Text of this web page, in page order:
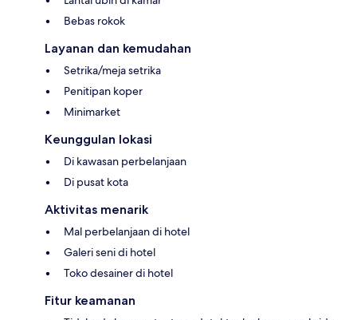
Bebas rokok
Layanan dan kemudahan
Setrika/meja setrika
Penitipan koper
Minimarket
Keunggulan lokasi
Di kawasan perbelanjaan
Di pusat kota
Aktivitas menarik
Mal perbelanjaan di hotel
Galeri seni di hotel
Toko desainer di hotel
Fitur keamanan